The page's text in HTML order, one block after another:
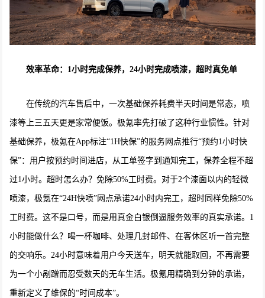
效率革命：1小时完成保养，24小时完成喷漆，超时真免单
在传统的汽车售后中，一次基础保养耗费半天时间是常态，喷
漆等上三五天更是家常便饭。极氪率先打破了这种行业惯性。针对
基础保养，极氪在App标注“1H快保”的服务网点推行“预约1小时快
保”：用户按预约时间进店，从工单签字到通知完工，保养全程不超
过1小时。超时怎么办？免除50%工时费。对于2个漆面以内的轻微
喷漆，极氪在“24H快喷”网点承诺24小时内完工，超时同样免除50%
工时费。这不是口号，而是用真金白银倒逼服务效率的真实承诺。1
小时能做什么？喝一杯咖啡、处理几封邮件、在客休区听一首完整
的交响乐。24小时意味着用户今天送车，明天就能取回，不再需要
为一个小剐蹭而忍受数天的无车生活。极氪用精确到分钟的承诺，
重新定义了维保的“时间成本”。